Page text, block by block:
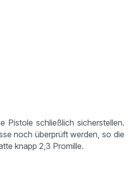
Pistole schließlich sicherstellen.
noch überprüft werden, so die
knapp 2,3 Promille.